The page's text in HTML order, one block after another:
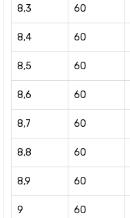
8,3 60
8,4 60
8,5 60
8,6 60
8,7 60
8,8 60
8,9 60
9 60